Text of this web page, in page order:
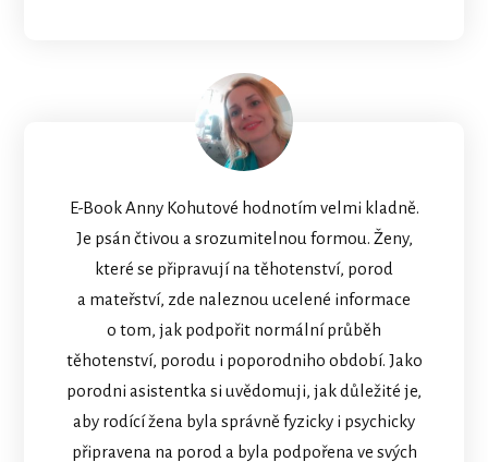
E-Book Anny Kohutové hodnotím velmi kladně.
Je psán čtivou a srozumitelnou formou. Ženy,
které se připravují na těhotenství, porod
a mateřství, zde naleznou ucelené informace
o tom, jak podpořit normální průběh
těhotenství, porodu i poporodniho období. Jako
porodni asistentka si uvědomuji, jak důležité je,
aby rodící žena byla správně fyzicky i psychicky
připravena na porod a byla podpořena ve svých